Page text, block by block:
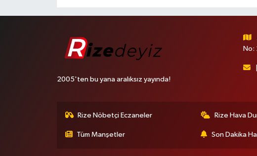
2005'ten bu yana aralıksız yayında!
No:
Rize Nöbetçi Eczaneler Rize Hava
Tüm Manşetler Son Dakika